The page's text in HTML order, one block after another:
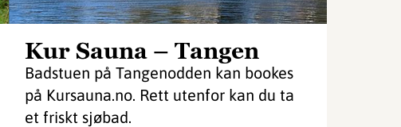
Kur Sauna – Tangen
Badstuen på Tangenodden kan bookes
på Kursauna.no. Rett utenfor kan du ta
et friskt sjøbad.